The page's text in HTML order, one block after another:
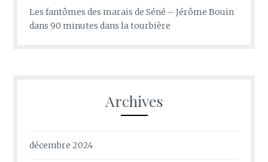
Les fantômes des marais de Séné – Jérôme Bouin
dans90 minutes dans la tourbière
Archives
décembre 2024